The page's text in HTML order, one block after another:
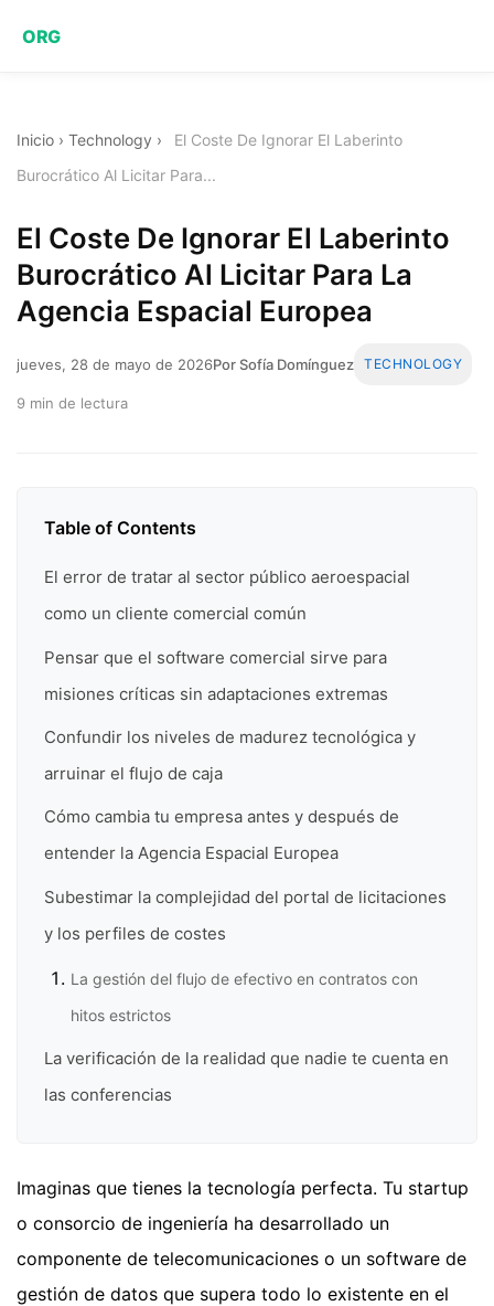
ORG
Inicio › Technology ›
El Coste De Ignorar El Laberinto
Burocrático Al Licitar Para...
El Coste De Ignorar El Laberinto
Burocrático Al Licitar Para La
Agencia Espacial Europea
jueves, 28 de mayo de 2026Por Sofía Domínguez TECHNOLOGY
9 min de lectura
Table of Contents
El error de tratar al sector público aeroespacial
como un cliente comercial común
Pensar que el software comercial sirve para
misiones críticas sin adaptaciones extremas
Confundir los niveles de madurez tecnológica y
arruinar el flujo de caja
Cómo cambia tu empresa antes y después de
entender la Agencia Espacial Europea
Subestimar la complejidad del portal de licitaciones
y los perfiles de costes
La gestión del flujo de efectivo en contratos con
hitos estrictos
La verificación de la realidad que nadie te cuenta en
las conferencias
Imaginas que tienes la tecnología perfecta. Tu startup
o consorcio de ingeniería ha desarrollado un
componente de telecomunicaciones o un software de
gestión de datos que supera todo lo existente en el